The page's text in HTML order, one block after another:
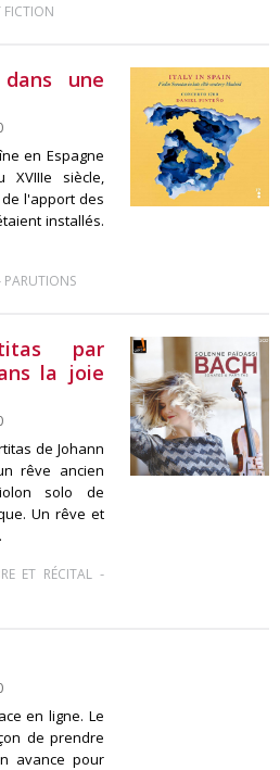
FICTION
une
en Espagne
siècle,
l'apport des
installés.
PARUTIONS
par
la joie
de Johann
rêve ancien
solo de
Un rêve et
ET RÉCITAL-
en ligne. Le
de prendre
avance pour